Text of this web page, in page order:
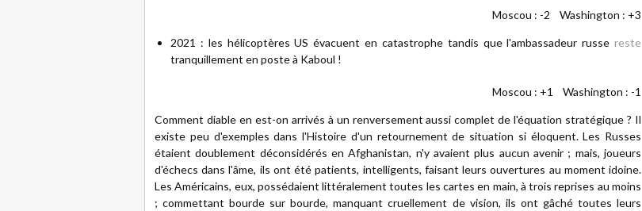
Moscou : -2 Washington : +3
2021 : les hélicoptères US évacuent en catastrophe tandis que l'ambassadeur russe reste
tranquillement en poste à Kaboul !
Moscou : +1 Washington : -1
Comment diable en est-on arrivés à un renversement aussi complet de l'équation stratégique ? Il
existe peu d'exemples dans l'Histoire d'un retournement de situation si éloquent. Les Russes
étaient doublement déconsidérés en Afghanistan, n'y avaient plus aucun avenir ; mais, joueurs
d'échecs dans l'âme, ils ont été patients, intelligents, faisant leurs ouvertures au moment idoine.
Les Américains, eux, possédaient littéralement toutes les cartes en main, à trois reprises au moins
; commettant bourde sur bourde, manquant cruellement de vision, ils ont gâché toutes leurs